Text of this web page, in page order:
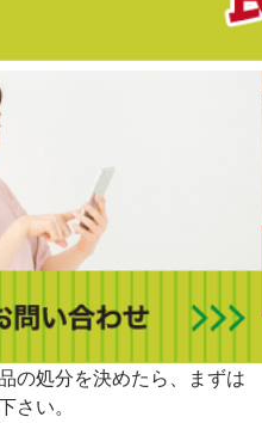
の処分を決めたら、まずは
さい。